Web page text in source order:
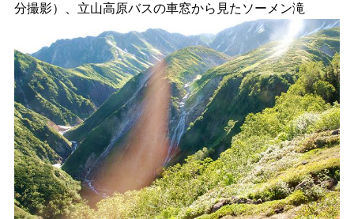
分撮影）、立山高原バスの車窓から見たソーメン滝